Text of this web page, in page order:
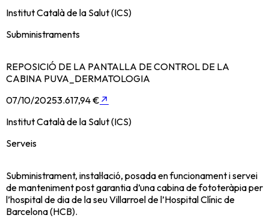
Institut Català de la Salut (ICS)
Subministraments
REPOSICIÓ DE LA PANTALLA DE CONTROL DE LA
CABINA PUVA_DERMATOLOGIA
07/10/20253.617,94 € ↗
Institut Català de la Salut (ICS)
Serveis
Subministrament, instal·lació, posada en funcionament i servei
de manteniment post garantia d’una cabina de fototeràpia per
l’hospital de dia de la seu Villarroel de l’Hospital Clínic de
Barcelona (HCB).